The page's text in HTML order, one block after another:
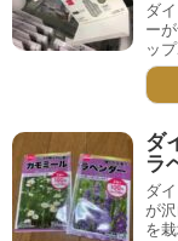
ダ
ー
ッ
ダ
ラ
ダ
が
を